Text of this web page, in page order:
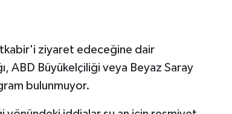
ziyaret edeceğine dair
ABD Büyükelçiliği veya Beyaz Saray
bulunmuyor.